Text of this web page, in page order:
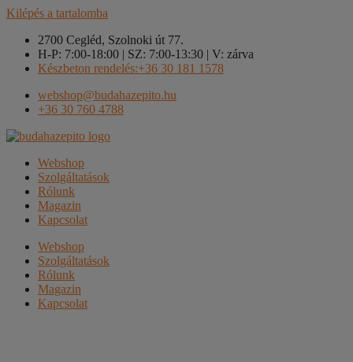
Kilépés a tartalomba
2700 Cegléd, Szolnoki út 77.
H-P: 7:00-18:00 | SZ: 7:00-13:30 | V: zárva
Készbeton rendelés:+36 30 181 1578
webshop@budahazepito.hu
+36 30 760 4788
Webshop
Szolgáltatások
Rólunk
Magazin
Kapcsolat
Webshop
Szolgáltatások
Rólunk
Magazin
Kapcsolat